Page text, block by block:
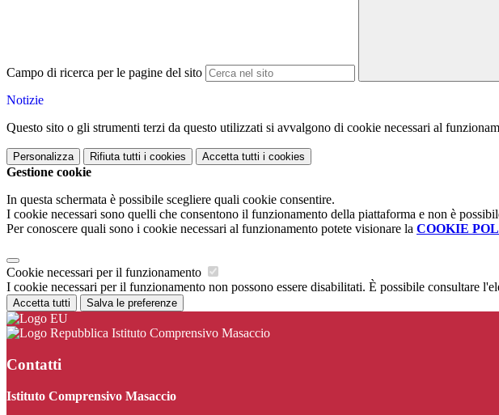
Campo di ricerca per le pagine del sito
Notizie
Questo sito o gli strumenti terzi da questo utilizzati si avvalgono di cookie necessari al
Personalizza Rifiuta tutti i cookies Accetta tutti i cookies
Gestione cookie
In questa schermata è possibile scegliere quali cookie consentire.
I cookie necessari sono quelli che consentono il funzionamento della piattaforma e non è
Per conoscere quali sono i cookie necessari al funzionamento potete visionare la COOKIE
Cookie necessari per il funzionamento
I cookie necessari per il funzionamento non possono essere disabilitati. È possibile consultare
Accetta tutti Salva le preferenze
Istituto Comprensivo Masaccio
Contatti
Istituto Comprensivo Masaccio